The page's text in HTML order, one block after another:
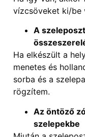
vízcsöveket ki/be
A
Ha elkészült a
menetes és
sorba és a
rögzítem.
Az öntöző
szelepekbe